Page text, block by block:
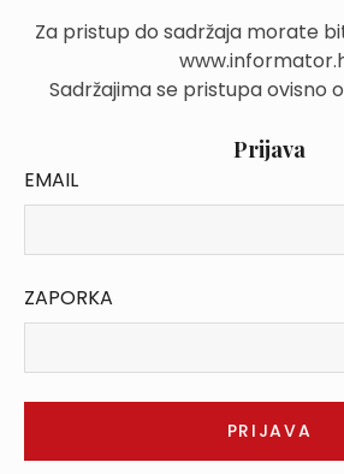
Za pristup do sadržaja morate
Sadržajima se pristupa ovisno
Prijava
EMAIL
ZAPORKA